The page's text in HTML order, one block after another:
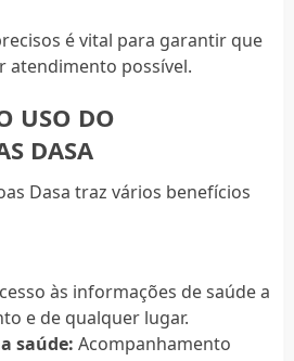
é vital para garantir que
atendimento possível.
USO DO
DASA
Dasa traz vários benefícios
às informações de saúde a
e de qualquer lugar.
saúde: Acompanhamento